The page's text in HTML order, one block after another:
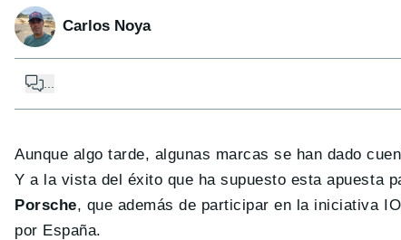
Carlos Noya
Aunque algo tarde, algunas marcas se han dado
Y a la vista del éxito que ha supuesto esta apuesta
Porsche, que además de participar en la iniciativa
por España.